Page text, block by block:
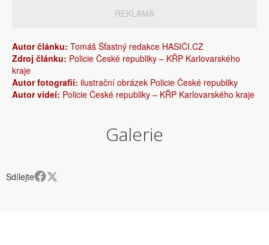
REKLAMA
Autor článku: Tomáš Šťastný redakce HASIČI.CZ
Zdroj článku: Policie České republiky – KŘP Karlovarského
kraje
Autor fotografií: ilustrační obrázek Policie České republiky
Autor videí: Policie České republiky – KŘP Karlovarského kraje
Galerie
Sdílejte